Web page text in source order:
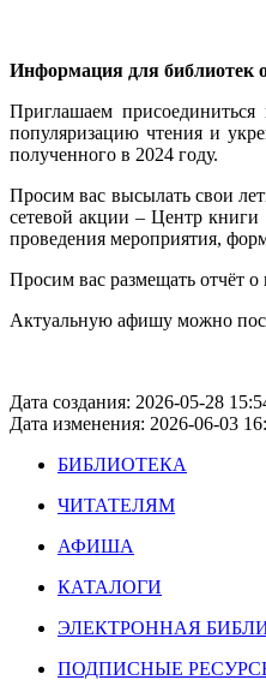
Информация для библиотек
Приглашаем
популяризацию чтения и
полученного в 2024 году.
Просим вас высылать свои
сетевой акции – Центр
проведения мероприятия,
Просим вас размещать отчёт
Актуальную афишу можно
Дата создания: 2026-05-28
Дата изменения: 2026-06-03
БИБЛИОТЕКА
ЧИТАТЕЛЯМ
АФИША
КАТАЛОГИ
ЭЛЕКТРОННАЯ
ПОДПИСНЫЕ